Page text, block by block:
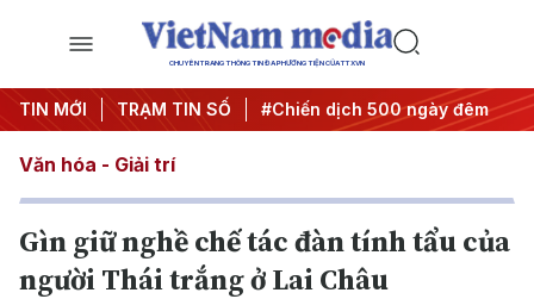
CHUYÊN TRANG THÔNG TIN ĐA PHƯƠNG TIỆN CỦA TTXVN
TIN MỚI TRẠM TIN SỐ
thành hành động #Chiến dịch 500 ngày đêm
Văn hóa - Giải trí
Gìn giữ nghề chế tác đàn tính tẩu của
người Thái trắng ở Lai Châu